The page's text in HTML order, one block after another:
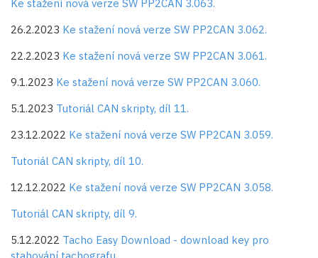
Ke stažení nová verze SW PP2CAN 3.063.
26.2.2023 Ke stažení nová verze SW PP2CAN 3.062.
22.2.2023 Ke stažení nová verze SW PP2CAN 3.061.
9.1.2023 Ke stažení nová verze SW PP2CAN 3.060.
5.1.2023 Tutoriál CAN skripty, díl 11.
23.12.2022 Ke stažení nová verze SW PP2CAN 3.059.
Tutoriál CAN skripty, díl 10.
12.12.2022 Ke stažení nová verze SW PP2CAN 3.058.
Tutoriál CAN skripty, díl 9.
5.12.2022 Tacho Easy Download - download key pro